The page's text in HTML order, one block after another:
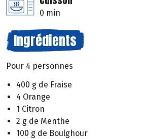
0 min
Ingrédients
Pour 4 personnes
400 g de Fraise
4 Orange
1 Citron
2 g de Menthe
100 g de Boulghour